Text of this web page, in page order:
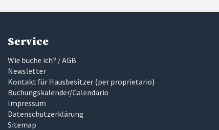
Service
Wie buche ich? / AGB
Newsletter
Kontakt für Hausbesitzer (per proprietario)
Buchungskalender/Calendario
Impressum
Datenschutzerklärung
Sitemap